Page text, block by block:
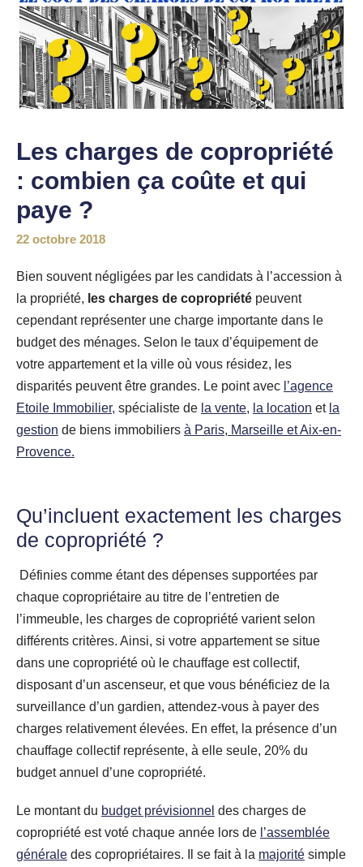
Les charges de copropriété
: combien ça coûte et qui
paye ?
22 octobre 2018
Bien souvent négligées par les candidats à l’accession à
la propriété, les charges de copropriété peuvent
cependant représenter une charge importante dans le
budget des ménages. Selon le taux d’équipement de
votre appartement et la ville où vous résidez, les
disparités peuvent être grandes. Le point avec l’agence
Etoile Immobilier, spécialiste de la vente, la location et la
gestion de biens immobiliers à Paris, Marseille et Aix-en-
Provence.
Qu’incluent exactement les charges
de copropriété ?
Définies comme étant des dépenses supportées par
chaque copropriétaire au titre de l’entretien de
l’immeuble, les charges de copropriété varient selon
différents critères. Ainsi, si votre appartement se situe
dans une copropriété où le chauffage est collectif,
disposant d’un ascenseur, et que vous bénéficiez de la
surveillance d’un gardien, attendez-vous à payer des
charges relativement élevées. En effet, la présence d’un
chauffage collectif représente, à elle seule, 20% du
budget annuel d’une copropriété.
Le montant du budget prévisionnel des charges de
copropriété est voté chaque année lors de l’assemblée
générale des copropriétaires. Il se fait à la majorité simple